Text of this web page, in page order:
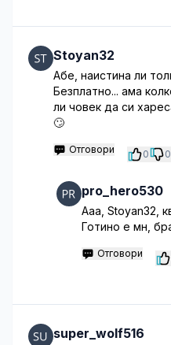
Stoyan32
Абе, наистина ли
Безплатно... ама
ли човек да си
🙄
Отговори 0 0
pro_hero530
Ааа, Stoyan32,
Готино е мн,
Отговори
super_wolf516